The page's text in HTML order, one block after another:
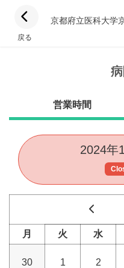
戻る
京都府立医科大学
営業時間
2024年
月 火 水
30 1 2